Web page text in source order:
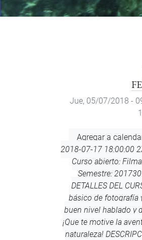
Jue, 05/07/2018 -
Agregar
a
calendario
Agregar a
2018-07-17 18:00:00
Curso abierto:
Semestre:
DETALLES DEL
básico de fotografía
buen nivel hablado y
¡Que te motive la
naturaleza!